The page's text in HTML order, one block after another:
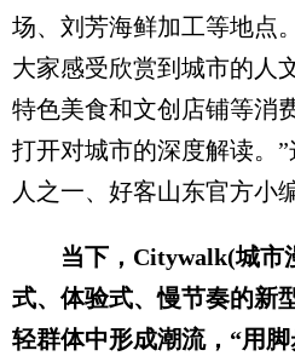
场、刘芳海鲜加工等地点
大家感受欣赏到城市的人
特色美食和文创店铺等消
打开对城市的深度解读。
人之一、好客山东官方小
当下，Citywalk(城市
式、体验式、慢节奏的新
轻群体中形成潮流，“用